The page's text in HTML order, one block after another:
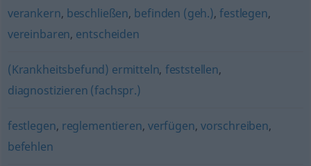
verankern, beschließen, befinden (geh.),festlegen,
vereinbaren, entscheiden
(Krankheitsbefund) ermitteln, feststellen,
diagnostizieren (fachspr.)
festlegen, reglementieren, verfügen, vorschreiben,
befehlen